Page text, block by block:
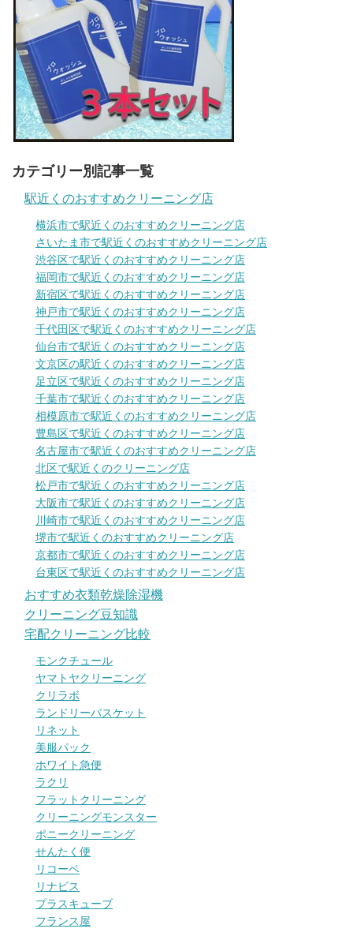
カテゴリー別記事一覧
駅近くのおすすめクリーニング店
横浜市で駅近くのおすすめクリーニング店
さいたま市で駅近くのおすすめクリーニング店
渋谷区で駅近くのおすすめクリーニング店
福岡市で駅近くのおすすめクリーニング店
新宿区で駅近くのおすすめクリーニング店
神戸市で駅近くのおすすめクリーニング店
千代田区で駅近くのおすすめクリーニング店
仙台市で駅近くのおすすめクリーニング店
文京区の駅近くのおすすめクリーニング店
足立区で駅近くのおすすめクリーニング店
千葉市で駅近くのおすすめクリーニング店
相模原市で駅近くのおすすめクリーニング店
豊島区で駅近くのおすすめクリーニング店
名古屋市で駅近くのおすすめクリーニング店
北区で駅近くのクリーニング店
松戸市で駅近くのおすすめクリーニング店
大阪市で駅近くのおすすめクリーニング店
川崎市で駅近くのおすすめクリーニング店
堺市で駅近くのおすすめクリーニング店
京都市で駅近くのおすすめクリーニング店
台東区で駅近くのおすすめクリーニング店
おすすめ衣類乾燥除湿機
クリーニング豆知識
宅配クリーニング比較
モンクチュール
ヤマトヤクリーニング
クリラボ
ランドリーバスケット
リネット
美服パック
ホワイト急便
ラクリ
フラットクリーニング
クリーニングモンスター
ポニークリーニング
せんたく便
リコーベ
リナビス
プラスキューブ
フランス屋